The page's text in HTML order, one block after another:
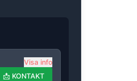
Visa info
📩 KONTAKT